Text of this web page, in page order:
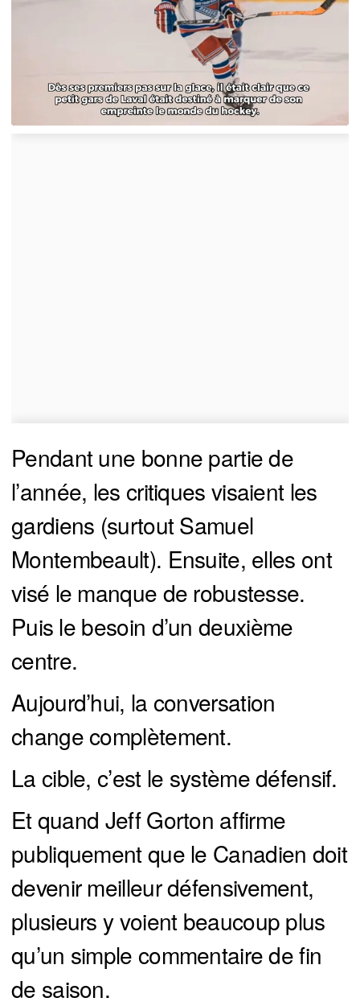
Pendant une bonne partie de
l’année, les critiques visaient les
gardiens (surtout Samuel
Montembeault). Ensuite, elles ont
visé le manque de robustesse.
Puis le besoin d’un deuxième
centre.
Aujourd’hui, la conversation
change complètement.
La cible, c’est le système défensif.
Et quand Jeff Gorton affirme
publiquement que le Canadien doit
devenir meilleur défensivement,
plusieurs y voient beaucoup plus
qu’un simple commentaire de fin
de saison.